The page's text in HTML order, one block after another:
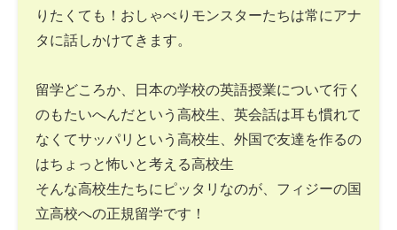
りたくても！おしゃべりモンスターたちは常にアナ
タに話しかけてきます。
留学どころか、日本の学校の英語授業について行く
のもたいへんだという高校生、英会話は耳も慣れて
なくてサッパリという高校生、外国で友達を作るの
はちょっと怖いと考える高校生
そんな高校生たちにピッタリなのが、フィジーの国
立高校への正規留学です！